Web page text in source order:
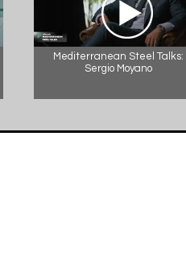
Mediterranean Steel Talks:
Sergio Moyano